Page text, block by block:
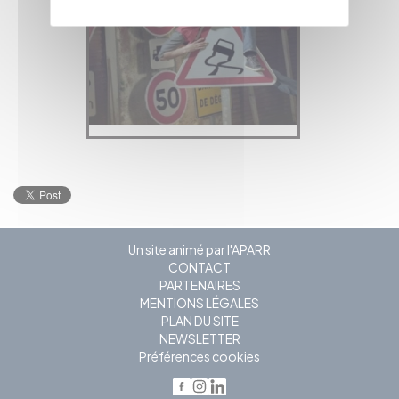
Un site animé par l'APARR
CONTACT
PARTENAIRES
MENTIONS LÉGALES
PLAN DU SITE
NEWSLETTER
Préférences cookies